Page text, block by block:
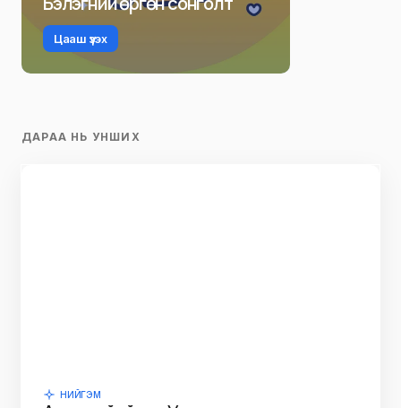
Цааш үзэх
ДАРАА НЬ УНШИХ
НИЙГЭМ